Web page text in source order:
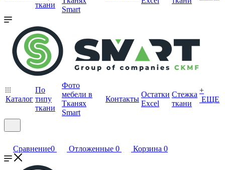
ткани
Smart
Каталог
По
типу
ткани
Фото
мебели в
Тканях
Smart
Контакты
Остатки
Excel
Стежка
ткани
+
ЕЩЕ
Сравнение0 Отложенные 0 Корзина 0